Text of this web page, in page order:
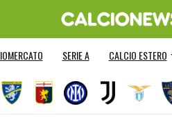
SERIE A CALCIO ESTERO